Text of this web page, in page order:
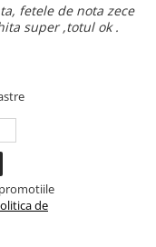
fetele de nota zece
super ,totul ok .
de